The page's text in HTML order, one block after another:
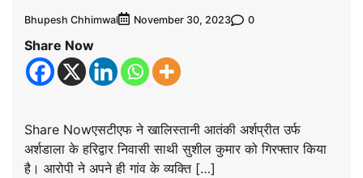
Bhupesh Chhimwal November 30, 2023 0
Share Now
Share Nowएसटीएफ ने खालिस्तानी आतंकी अर्शप्रीत उर्फ
अर्शडाला के हरिद्वार निवासी साथी सुशील कुमार को गिरफ्तार किया
है। आरोपी ने अपने ही गांव के व्यक्ति […]